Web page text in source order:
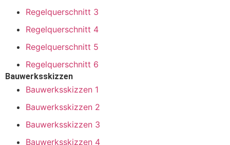
Regelquerschnitt 3
Regelquerschnitt 4
Regelquerschnitt 5
Regelquerschnitt 6
Bauwerksskizzen
Bauwerksskizzen 1
Bauwerksskizzen 2
Bauwerksskizzen 3
Bauwerksskizzen 4